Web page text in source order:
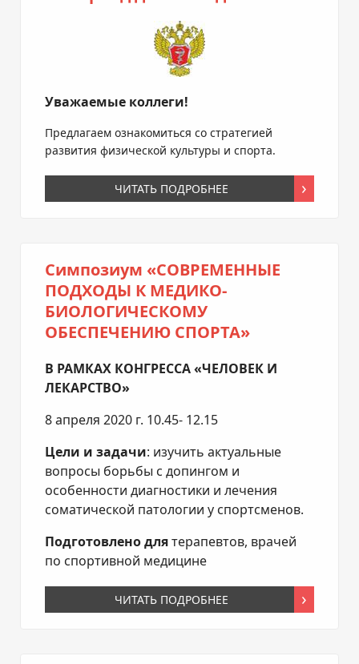
Уважаемые коллеги!
Предлагаем ознакомиться со стратегией
развития физической культуры и спорта.
ЧИТАТЬ ПОДРОБНЕЕ
Симпозиум «СОВРЕМЕННЫЕ
ПОДХОДЫ К МЕДИКО-
БИОЛОГИЧЕСКОМУ
ОБЕСПЕЧЕНИЮ СПОРТА»
В РАМКАХ КОНГРЕССА «ЧЕЛОВЕК И
ЛЕКАРСТВО»
8 апреля 2020 г. 10.45- 12.15
Цели и задачи: изучить актуальные
вопросы борьбы с допингом и
особенности диагностики и лечения
соматической патологии у спортсменов.
Подготовлено длятерапевтов, врачей
по спортивной медицине
ЧИТАТЬ ПОДРОБНЕЕ